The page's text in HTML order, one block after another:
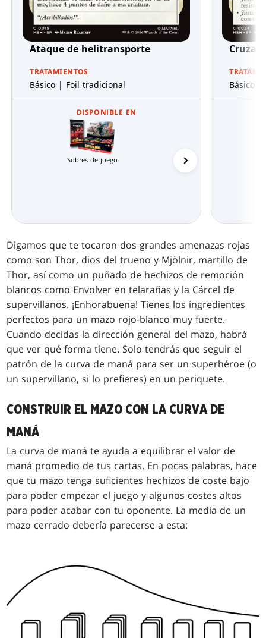
Ataque de helitransporte
TRATAMIENTOS
Básico | Foil tradicional
DISPONIBLE EN
Sobres de juego
Básico |
Digamos que te tocaron dos grandes amenazas rojas
como son Thor, dios del trueno y Mjölnir, martillo de
Thor, así como un puñado de hechizos de remoción
blancos como Envolver en telarañas y la Cárcel de
supervillanos. ¡Enhorabuena! Tienes los ingredientes
perfectos para un mazo rojo-blanco muy fuerte.
Cuando decidas la dirección general del mazo, habrá
que ver quéforma tiene. Solo tendrás que seguir el
patrón de la curva de maná para ser un superhéroe (o
un supervillano, si lo prefieres) en un periquete.
CONSTRUIR EL MAZO CON LA CURVA DE
MANÁ
La curva de maná te ayuda a equilibrar el valor de
maná promedio de tus cartas. En pocas palabras, hace
que tu mazo tenga suficientes hechizos de coste bajo
para poder empezar el juego y algunos costes altos
para poder acabar con tu oponente. La media de un
mazo cerrado debería parecerse a esta: